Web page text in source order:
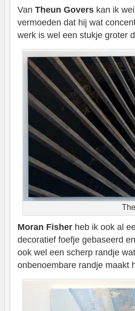
Van Theun Govers kan ik
vermoeden dat hij wat
werk is wel een stukje groter
Moran Fisher heb ik ook al
decoratief foefje gebaseerd
ook wel een scherp randje
onbenoembare randje maakt